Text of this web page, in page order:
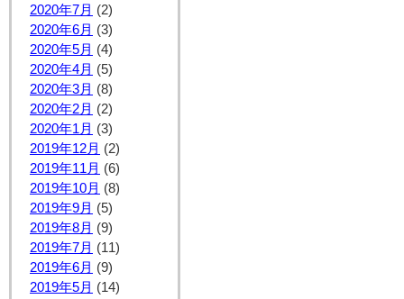
2020年7月 (2)
2020年6月 (3)
2020年5月 (4)
2020年4月 (5)
2020年3月 (8)
2020年2月 (2)
2020年1月 (3)
2019年12月 (2)
2019年11月 (6)
2019年10月 (8)
2019年9月 (5)
2019年8月 (9)
2019年7月 (11)
2019年6月 (9)
2019年5月 (14)